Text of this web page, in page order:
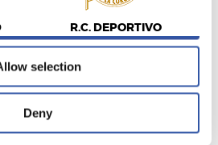
selection
Deny
R.C. DEPORTIVO